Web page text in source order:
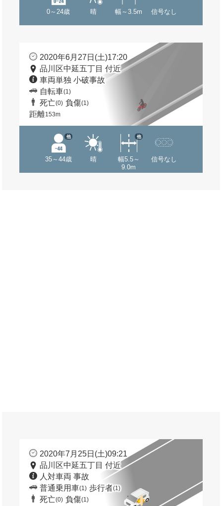
0～24歳 晴 幅～3.5m 信号なし
2020年6月27日(土)17:20
品川区中延五丁目 付近
車両単独 小破事故
自転車(1)
死亡(0) 負傷(1)
距離153m
35～44歳
他
晴
幅5.5～
9.0m
他
信号なし
2020年7月25日(土)09:21
品川区中延五丁目 付近
人対車両 事故
普通乗用車(1) 歩行者(1)
死亡(0) 負傷(1)